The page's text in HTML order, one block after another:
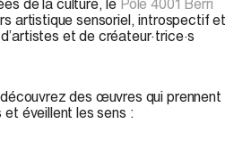
de la culture, le Pôle 4001 Berri
artistique sensoriel, introspectif et
et de créateur·trice·s
des œuvres qui prennent
et éveillent les sens :